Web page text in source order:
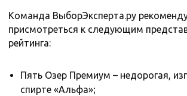
Команда ВыборЭксперта.ру
присмотреться к следующим
рейтинга:
Пять Озер Премиум – недорогая,
спирте «Альфа»;